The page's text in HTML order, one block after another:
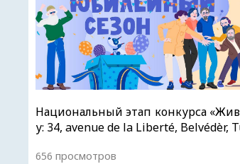
Национальный этап конкурса
у: 34, avenue de la Liberté, Belvédèr,
656 просмотров